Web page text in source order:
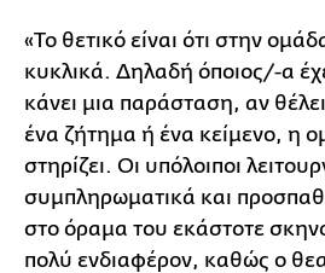
«Το θετικό είναι ότι στην
κυκλικά. Δηλαδή όποιος/-α
κάνει μια παράσταση, αν
ένα ζήτημα ή ένα κείμενο, η
στηρίζει. Οι υπόλοιποι
συμπληρωματικά και
στο όραμα του εκάστοτε
πολύ ενδιαφέρον, καθώς ο